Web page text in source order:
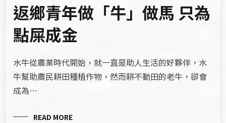
返鄉青年做「牛」做馬 只為
點屎成金
水牛從農業時代開始，就一直是助人生活的好夥伴，水
牛幫助農民耕田種植作物，然而耕不動田的老牛，卻會
成為…
READ MORE